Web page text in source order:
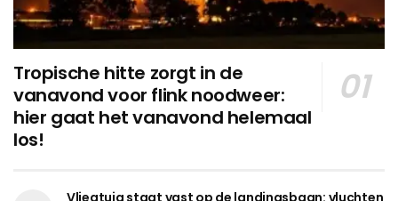
Tropische hitte zorgt in de
vanavond voor flink noodweer:
hier gaat het vanavond helemaal
los!